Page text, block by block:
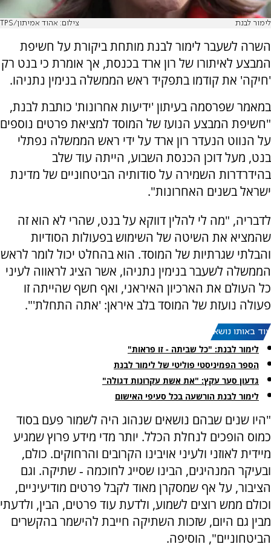
לימור לבנת צילום: אהוד אמיתון/TPS
השרה לשעבר לימור לבנת מותחת ביקורת על חשיפת
המבצע לאיתורו של רון ארד בכנסת, אך אומרת כי בנט רק
'חיקה' את קודמו בתפקיד ראש הממשלה בנימין נתניהו.
במאמר שפרסמה בעיתון 'ידיעות אחרונות' כותבת לבנת,
"חשיפת המבצע הנועז של המוסד למציאת פרטים נוספים
על הנווט הנעדר רון ארד על ידי ראש הממשלה נפתלי
בנט, מעל דוכן הכנסת השבוע, הייתה עוד שלב
בהידרדרות השמירה על סודותיה הביטחוניים של מדינת
ישראל בשנים האחרונות".
לדבריה, "מה לי להלין דווקא על בנט, שהרי לא הוא זה
שהמציא את השיטה של השימוש בפעולות הסודיות
והבלתי שגרתיות של המוסד. הוא בהחלט יכול לומר לראש
הממשלה לשעבר בנימין נתניהו, אשר הציג לראווה לעיני
כל העולם את הארכיון האיראני, ואף חשף שהייתה זו
פעולה נועזת של המוסד בלב איראן: 'אתה התחלת'".
עוד באותו נושא:
לימור לבנת: "כל שביתה - זו פראות"
הספר הפמיניסטי פוליטי של לימור לבנת
גדעון סער עקץ: "את אשת עקרונות דגולה"
לימור לבנת הורשעה בכל סעיפי האישום
"היו שנים שבהם נושאים שנהוג היה לשמור פעם בסוד
כמוס הופכים לנחלת הכלל. יותר מדי מידע פרוץ שמגיע
מיידית לאוזני ולעיני אויבינו הקרובים והרחוקים. כולם,
ובעיקר המנהיגים, הבינו שסייג לחוכמה ‑ שתיקה. וגם
הציבור, על אף שמסקרן מאוד לקבל פרטים מודיעיניים,
וכולם ממש רוצים לשמוע, ולדעת עוד פרטים, הבין, ולדעתי
מבין גם היום, שזכות השתיקה חייבת להישמר בהקשרים
הביטחוניים", הוסיפה.